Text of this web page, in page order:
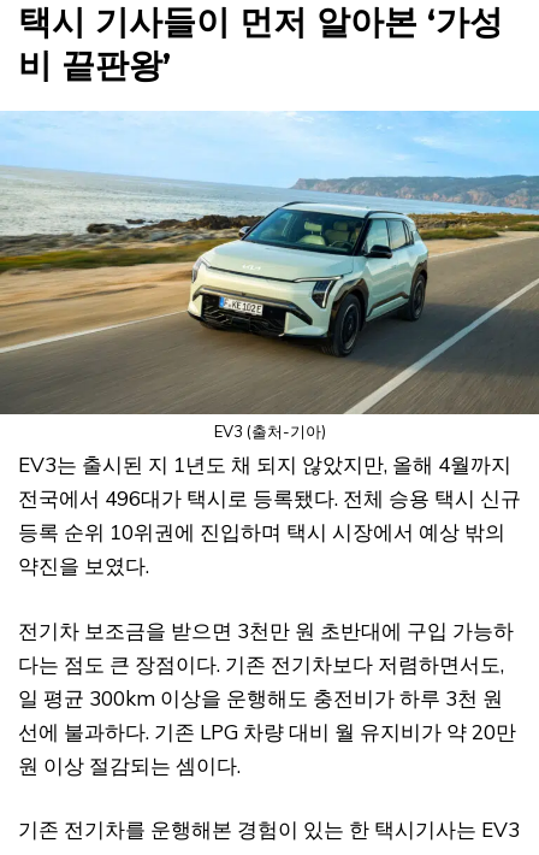
택시 기사들이 먼저 알아본 ‘가성
비 끝판왕’
EV3 (출처-기아)
EV3는 출시된 지 1년도 채 되지 않았지만, 올해 4월까지
전국에서 496대가 택시로 등록됐다. 전체 승용 택시 신규
등록 순위 10위권에 진입하며 택시 시장에서 예상 밖의
약진을 보였다.
전기차 보조금을 받으면 3천만 원 초반대에 구입 가능하
다는 점도 큰 장점이다. 기존 전기차보다 저렴하면서도,
일 평균 300km 이상을 운행해도 충전비가 하루 3천 원
선에 불과하다. 기존 LPG 차량 대비 월 유지비가 약 20만
원 이상 절감되는 셈이다.
기존 전기차를 운행해본 경험이 있는 한 택시기사는 EV3